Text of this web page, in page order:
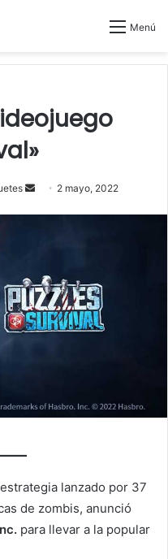
Menú
Send 2 mayo, 2022
lanzado por 37
de zombis, anunció
para llevar a la popular